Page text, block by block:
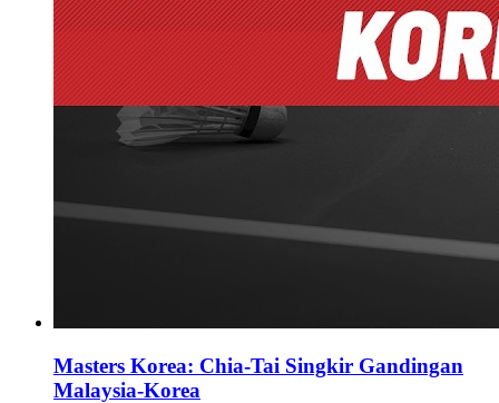
Masters Korea: Chia-Tai Singkir Gandingan
Malaysia-Korea